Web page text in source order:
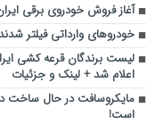
آغاز فروش خودروی برقی
خودروهای وارداتی فیلتر
لیست برندگان قرعه کشی
اعلام شد + لینک و جزئیات
مایکروسافت در حال ساخت
است!